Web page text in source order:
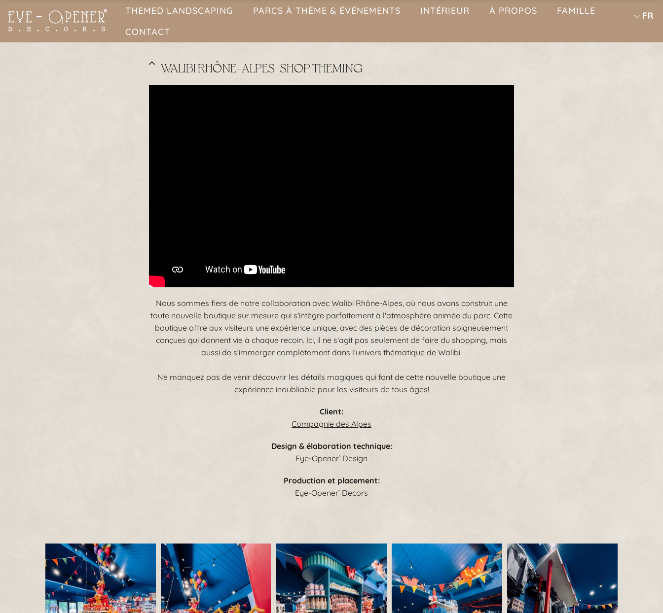
THEMED LANDSCAPING PARCS À THÈME & ÉVÉNEMENTS INTÉRIEUR À PROPOS
FAMILLE
CONTACT
FR
WALIBI RHÔNE-ALPES | SHOP THEMING
Nous sommes fiers de notre collaboration avec Walibi Rhône-Alpes, où nous avons construit une
toute nouvelle boutique sur mesure qui s'intègre parfaitement à l'atmosphère animée du parc. Cette
boutique offre aux visiteurs une expérience unique, avec des pièces de décoration soigneusement
conçues qui donnent vie à chaque recoin. Ici, il ne s'agit pas seulement de faire du shopping, mais
aussi de s'immerger complètement dans l'univers thématique de Walibi.
Ne manquez pas de venir découvrir les détails magiques qui font de cette nouvelle boutique une
expérience inoubliable pour les visiteurs de tous âges!
Client:
Compagnie des Alpes
Design & élaboration technique:
Eye-Opener® Design
Production et placement:
Eye-Opener® Decors